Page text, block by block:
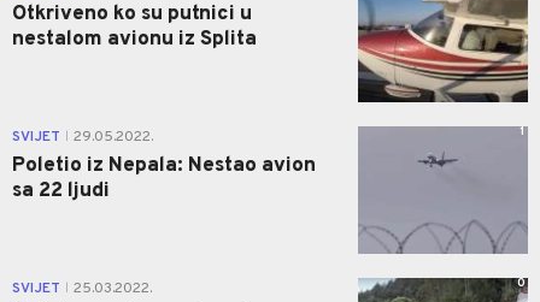
Otkriveno ko su putnici u
nestalom avionu iz Splita
SVIJET 29.05.2022.
Poletio iz Nepala: Nestao avion
sa 22 ljudi
1
SVIJET 25.03.2022. 0